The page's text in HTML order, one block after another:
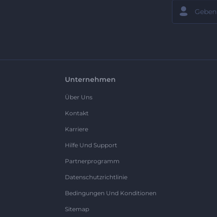
Unternehmen
Über Uns
Kontakt
Karriere
Hilfe Und Support
Partnerprogramm
Datenschutzrichtlinie
Bedingungen Und Konditionen
Sitemap